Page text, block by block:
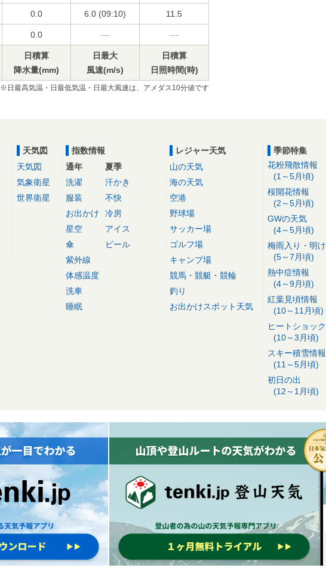
0.0 6.0 (09:10) 11.5
0.0 --- ---
日積算
降水量(mm)
日最大
風速(m/s)
日積算
日照時間(時)
※日最高気温・日最低気温・日最大風速は、アメダス10分値です
天気図
天気図
気象衛星
世界衛星
指数情報
通年
洗濯
服装
お出かけ
星空
傘
紫外線
体感温度
洗車
睡眠
夏季
汗かき
不快
冷房
アイス
ビール
レジャー天気
山の天気
海の天気
空港
野球場
サッカー場
ゴルフ場
キャンプ場
競馬・競艇・競輪
釣り
お出かけスポット天気
季節特集
花粉飛散情報
(1～5月頃)
桜開花情報
(2～5月頃)
GWの天気
(4～5月頃)
梅雨入り・明け
(5～7月頃)
熱中症情報
(4～9月頃)
紅葉見頃情報
(10～11月頃)
ヒートショック
(10～3月頃)
スキー積雪情報
(11～5月頃)
初日の出
(12～1月頃)